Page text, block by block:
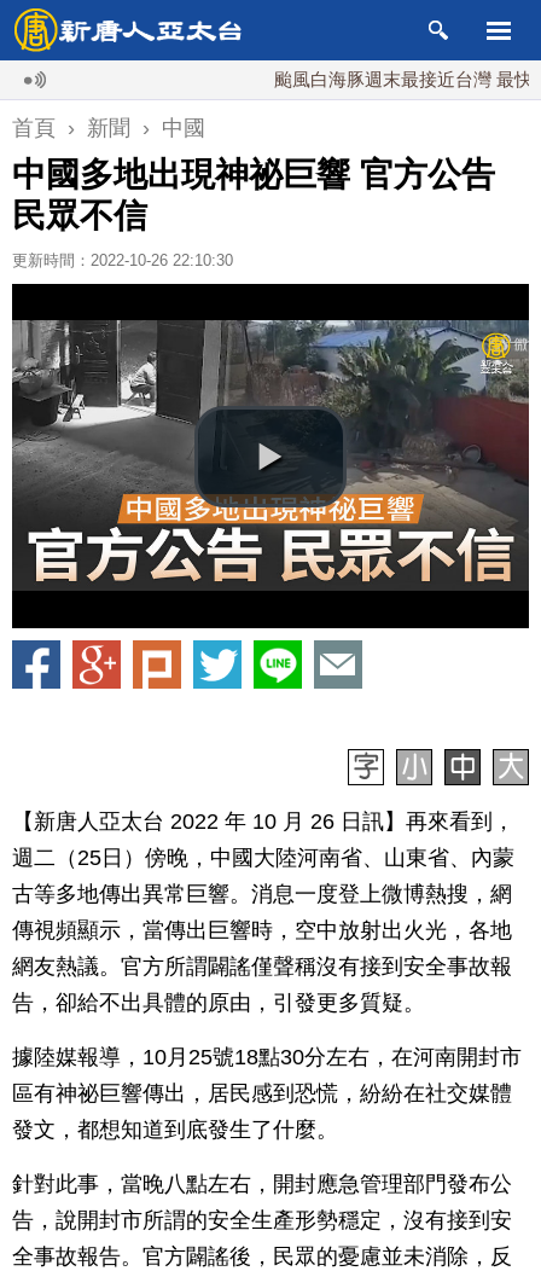
颱風白海豚週末最接近台灣 最快9日可
首頁 › 新聞 › 中國
中國多地出現神祕巨響 官方公告
民眾不信
更新時間：2022-10-26 22:10:30
【新唐人亞太台 2022 年 10 月 26 日訊】再來看到，
週二（25日）傍晚，中國大陸河南省、山東省、內蒙
古等多地傳出異常巨響。消息一度登上微博熱搜，網
傳視頻顯示，當傳出巨響時，空中放射出火光，各地
網友熱議。官方所謂闢謠僅聲稱沒有接到安全事故報
告，卻給不出具體的原由，引發更多質疑。
據陸媒報導，10月25號18點30分左右，在河南開封市
區有神祕巨響傳出，居民感到恐慌，紛紛在社交媒體
發文，都想知道到底發生了什麼。
針對此事，當晚八點左右，開封應急管理部門發布公
告，說開封市所謂的安全生產形勢穩定，沒有接到安
全事故報告。官方闢謠後，民眾的憂慮並未消除，反